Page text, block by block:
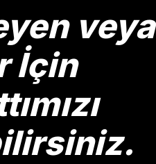
Gönder
veya
İçin